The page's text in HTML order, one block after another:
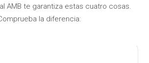
AMB te garantiza estas cuatro cosas.
la diferencia: